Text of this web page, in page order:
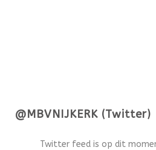
@MBVNIJKERK (Twitter)
Twitter feed is op dit